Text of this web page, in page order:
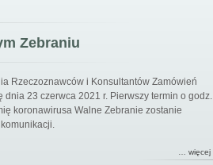
Zebraniu
Rzeczoznawców i Konsultantów Zamówień
23 czerwca 2021 r. Pierwszy termin o godz.
koronawirusa Walne Zebranie zostanie
… więcej